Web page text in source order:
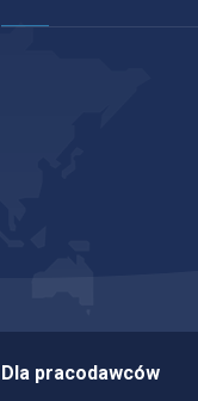
Dla pracodawców